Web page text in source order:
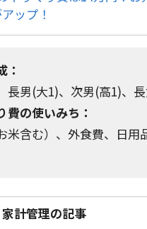
ップ！
：
長男(大1)、次男(高1)、
費の使いみち：
米含む）、外食費、日用
計管理の記事